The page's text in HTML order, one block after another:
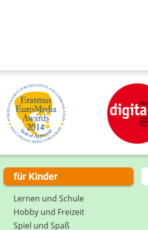
für Kinder
Lernen und Schule
Hobby und Freizeit
Spiel und Spaß